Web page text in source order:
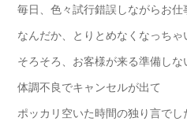
毎日、色々試行錯誤しながらお仕
なんだか、とりとめなくなっちゃ
そろそろ、お客様が来る準備しな
体調不良でキャンセルが出て
ポッカリ空いた時間の独り言でし